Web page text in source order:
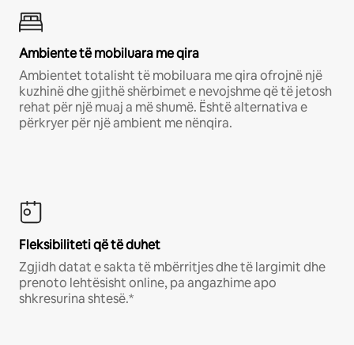
Ambiente të mobiluara me qira
Ambientet totalisht të mobiluara me qira ofrojnë një
kuzhinë dhe gjithë shërbimet e nevojshme që të jetosh
rehat për një muaj a më shumë. Është alternativa e
përkryer për një ambient me nënqira.
Fleksibiliteti që të duhet
Zgjidh datat e sakta të mbërritjes dhe të largimit dhe
prenoto lehtësisht online, pa angazhime apo
shkresurina shtesë.*